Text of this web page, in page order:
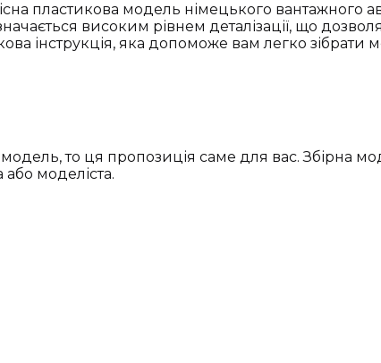
пластикова модель німецького вантажного
високим рівнем деталізації, що
інструкція, яка допоможе вам легко зібрати
то ця пропозиція саме для вас. Збірна
моделіста.